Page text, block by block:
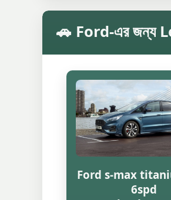
🚗 Ford-এর জন্য
Ford s-max
6spd